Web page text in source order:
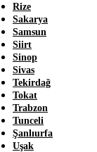
Rize
Sakarya
Samsun
Siirt
Sinop
Sivas
Tekirdağ
Tokat
Trabzon
Tunceli
Şanlıurfa
Uşak